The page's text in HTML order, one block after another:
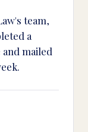
team,
a
mailed